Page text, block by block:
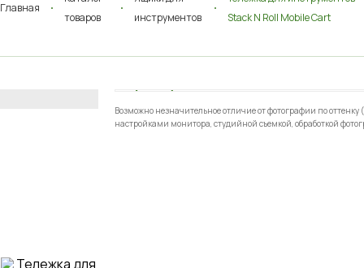
Главная
товаров
инструментов
Stack N Roll Mobile Cart
Возможно незначительное отличие от фотографии по
настройками монитора, студийной съемкой, обработкой